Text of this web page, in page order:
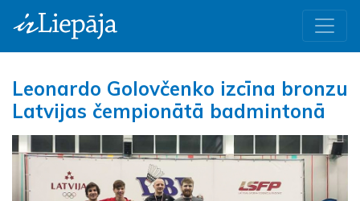
Leonardo Golovčenko izcīna bronzu
Latvijas čempionātā badmintonā